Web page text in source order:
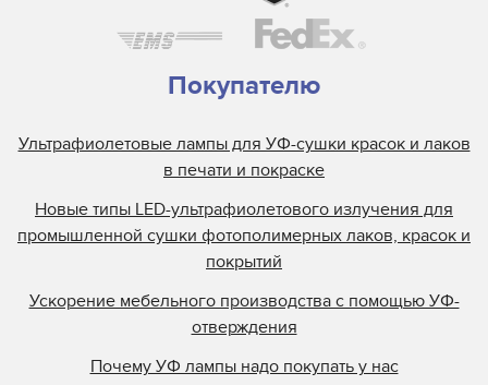
Hanovia
Heidelberg
Henkel
Hewlett Packard
Interlight
Jelight
Johnson and Allen
Kase
KBA
Kopack
Kuehnast
Покупателю
Ультрафиолетовые лампы для УФ-сушки красок и лаков
в печати и покраске
Новые типы LED-ультрафиолетового излучения для
промышленной сушки фотополимерных лаков, красок и
покрытий
Ускорение мебельного производства с помощью УФ-
отверждения
Почему УФ лампы надо покупать у нас